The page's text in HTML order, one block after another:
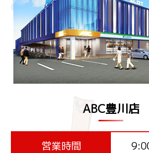
ABC豊川店
営業時間